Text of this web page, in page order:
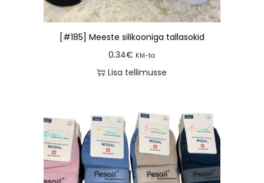
[#185] Meeste silikooniga tallasokid
0.34€ KM-ta
Lisa tellimusse